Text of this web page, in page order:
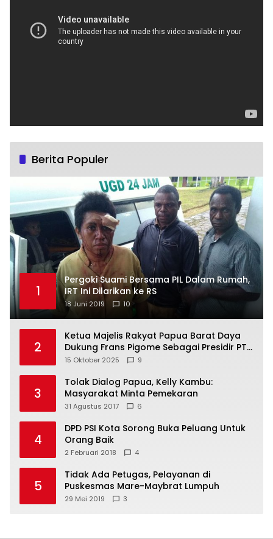
Berita Populer
1
Pergoki Suami Bersama PIL Dalam Rumah,
IRT Ini Dilarikan ke RS
18 Juni 2019 10
2
Ketua Majelis Rakyat Papua Barat Daya
Dukung Frans Pigome Sebagai Presidir PT
Freeport Indonesia
15 Oktober 2025 9
3
Tolak Dialog Papua, Kelly Kambu:
Masyarakat Minta Pemekaran
31 Agustus 2017 6
4
DPD PSI Kota Sorong Buka Peluang Untuk
Orang Baik
2 Februari 2018 4
5
Tidak Ada Petugas, Pelayanan di
Puskesmas Mare-Maybrat Lumpuh
29 Mei 2019 3